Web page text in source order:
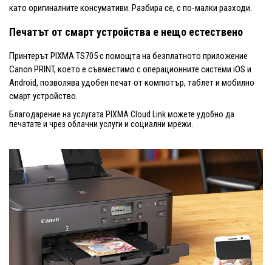
като оригиналните консумативи. Разбира се, с по-малки разходи.
Печатът от смарт устройства е нещо естествено
Принтерът PIXMA TS705 с помощта на безплатното приложение
Canon PRINT, което е съвместимо с операционните системи iOS и
Android, позволява удобен печат от компютър, таблет и мобилно
смарт устройство.
Благодарение на услугата PIXMA Cloud Link можете удобно да
печатате и чрез облачни услуги и социални мрежи.